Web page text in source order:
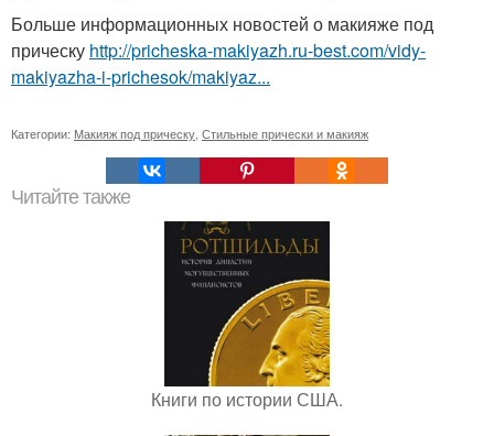
Больше информационных новостей о макияже под
прическу http://pricheska-makiyazh.ru-best.com/vidy-
makiyazha-i-prichesok/makiyaz...
Категории: Макияж под прическу Стильные прически и макияж
Читайте также
Книги по истории США.